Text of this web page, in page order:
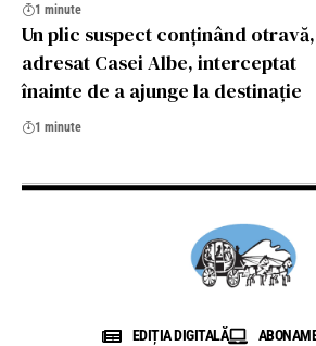
1 minute
Un plic suspect conținând otravă,
adresat Casei Albe, interceptat
înainte de a ajunge la destinație
1 minute
EDIȚIA DIGITALĂ